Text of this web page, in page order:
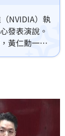
NVIDIA）執
發表演說。
黃仁勳一年
始終沒見到
。